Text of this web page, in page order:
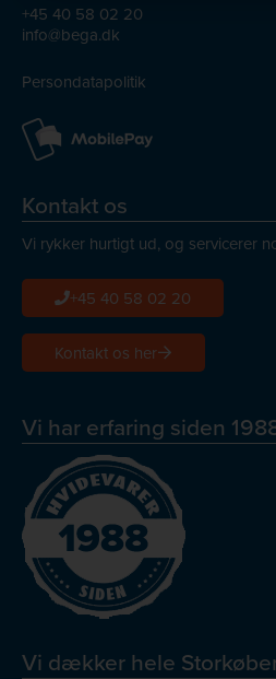
+45 40 58 02 20
info@bega.dk
Persondatapolitik
Kontakt os
Vi rykker hurtigt ud, og servicerer
+45 40 58 02 20
Kontakt os her
Vi har erfaring siden
Vi dækker hele